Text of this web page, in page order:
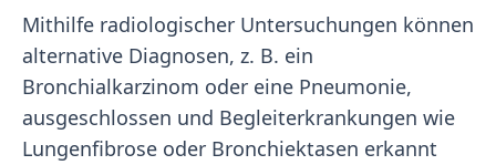
Mithilfe radiologischer Untersuchungen können
alternative Diagnosen, z. B. ein
Bronchialkarzinom oder eine Pneumonie,
ausgeschlossen und Begleiterkrankungen wie
Lungenfibrose oder Bronchiektasen erkannt